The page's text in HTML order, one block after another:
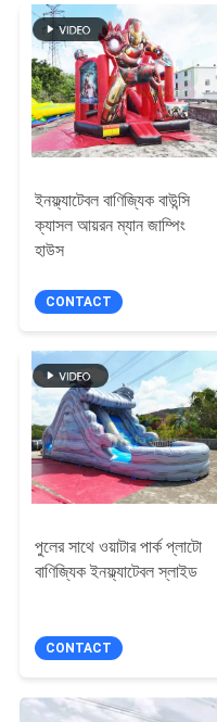
ইনফ্ল্যাটেবল বাণিজ্যিক বাউন্সি
ক্যাসল আয়রন ম্যান জাম্পিং
হাউস
CONTACT
পুলের সাথে ওয়াটার পার্ক প্লাটো
বাণিজ্যিক ইনফ্ল্যাটেবল স্লাইড
CONTACT